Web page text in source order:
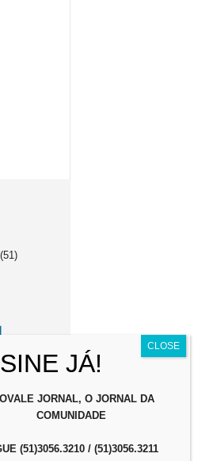
JORNAL, O JORNAL DA
COMUNIDADE
(51)3056.3210 / (51)3056.3211